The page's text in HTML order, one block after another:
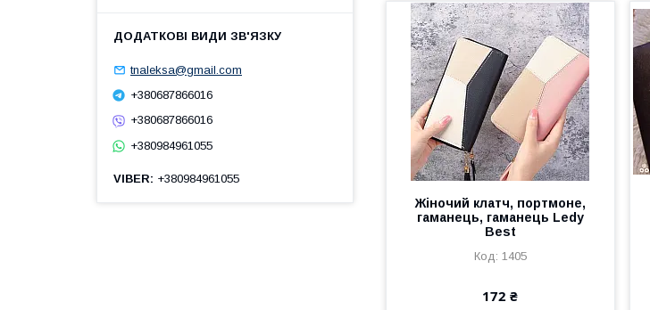
Жіночий клатч, портмоне,
гаманець, гаманець Ledy
Best
1405
172 ₴
tnaleksa@gmail.com
+380687866016
+380687866016
+380984961055
VIBER +380984961055